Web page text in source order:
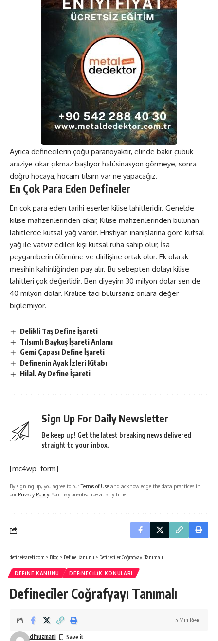
Ayrıca definecilerin çoğu paranoyaktır, elinde bakır çubuk
araziye çıkar çıkmaz başlıyor halüsinasyon görmeye, sonra
doğru hocaya, hocam tılsım var ne yapacağız.
En Çok Para Eden Defineler
En çok para eden tarihi eserler kilise lahitleridir. Genelde
kilise mahzenlerinden çıkar, Kilise mahzenlerinden bulunan
lahitlerde kutsal yağ vardır. Hristiyan inanışlarına göre kutsal
yağ ile vatviz edilen kişi kutsal ruha sahip olur, İsa
peygamberin ölümüne ve dirilişine ortak olur. Ek olarak
mesihin kahinliğinden pay alır. Bu sebepten dolayı kilise
lahitleri çok değerlidir. Ben diyeyim 30 milyon dolar sen de
40 milyon dolar. Kraliçe tacı bulursanız onlara değer
biçilemiyor.
Delikli Taş Define İşareti
Tılsımlı Baykuş İşareti Anlamı
Gemi Çapası Define İşareti
Definenin Ayak İzleri Kitabı
Hilal, Ay Define İşareti
Sign Up For Daily Newsletter
Be keep up! Get the latest breaking news delivered
straight to your inbox.
[mc4wp_form]
By signing up, you agree to ourTerms of Use and acknowledge the data practices in
our Privacy Policy. You may unsubscribe at any time.
defineisareti.com > Blog > Define Kanunu > Defineciler Coğrafyayı Tanımalı
DEFINE KANUNU DEFINECILIK KONULARI
Defineciler Coğrafyayı Tanımalı
dfnuzmani
5 Min Read